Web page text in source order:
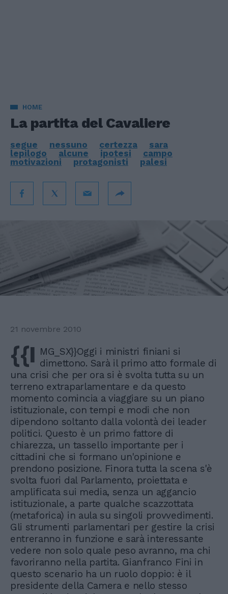
HOME
La partita del Cavaliere
segue nessuno certezza
sara
lepilogo
alcune ipotesi
campo
motivazioni
protagonisti palesi
21 novembre 2010
{{I MG_SX}}Oggi i ministri finiani si
dimettono. Sarà il primo atto formale di
una crisi che per ora si è svolta tutta su un
terreno extraparlamentare e da questo
momento comincia a viaggiare su un piano
istituzionale, con tempi e modi che non
dipendono soltanto dalla volontà dei leader
politici. Questo è un primo fattore di
chiarezza, un tassello importante per i
cittadini che si formano un'opinione e
prendono posizione. Finora tutta la scena s'è
svolta fuori dal Parlamento, proiettata e
amplificata sui media, senza un aggancio
istituzionale, a parte qualche scazzottata
(metaforica) in aula su singoli provvedimenti.
Gli strumenti parlamentari per gestire la crisi
entreranno in funzione e sarà interessante
vedere non solo quale peso avranno, ma chi
favoriranno nella partita. Gianfranco Fini in
questo scenario ha un ruolo doppio: è il
presidente della Camera e nello stesso